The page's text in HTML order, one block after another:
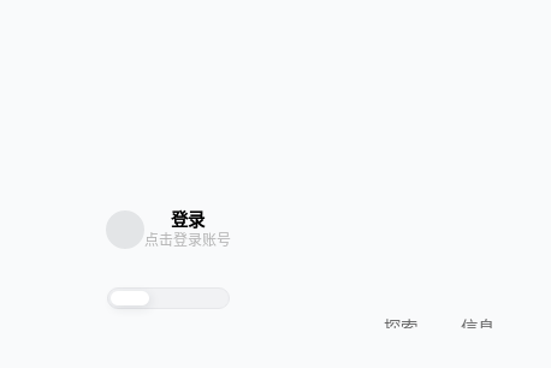
登录
点击登录账号
探索 信息